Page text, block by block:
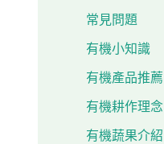
常見問題
有機小知識
有機產品推薦
有機耕作理念
有機蔬果介紹